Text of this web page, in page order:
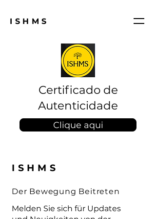
ISHMS
Certificado de
Autenticidade
Clique aqui
ISHMS
Der Bewegung Beitreten
Melden Sie sich für Updates